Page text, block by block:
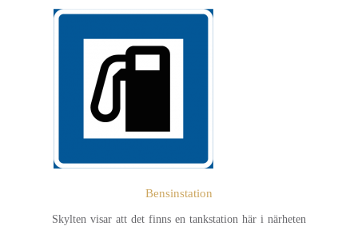
Bensinstation
Skylten visar att det finns en tankstation här i närheten